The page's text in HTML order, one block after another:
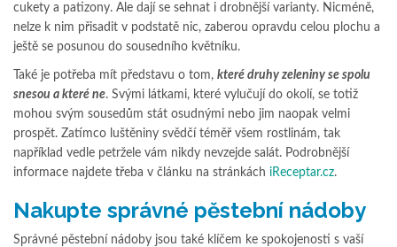
cukety a patizony. Ale dají se sehnat i drobnější varianty. Nicméně,
nelze k nim přisadit v podstatě nic, zaberou opravdu celou plochu a
ještě se posunou do sousedního květníku.
Také je potřeba mít představu o tom, které druhy zeleniny se spolu
snesou a které ne. Svými látkami, které vylučují do okolí, se totiž
mohou svým sousedům stát osudnými nebo jim naopak velmi
prospět. Zatímco luštěniny svědčí téměř všem rostlinám, tak
například vedle petržele vám nikdy nevzejde salát. Podrobnější
informace najdete třeba v článku na stránkách iReceptar.cz.
Nakupte správné pěstební nádoby
Správné pěstební nádoby jsou také klíčem ke spokojenosti s vaší